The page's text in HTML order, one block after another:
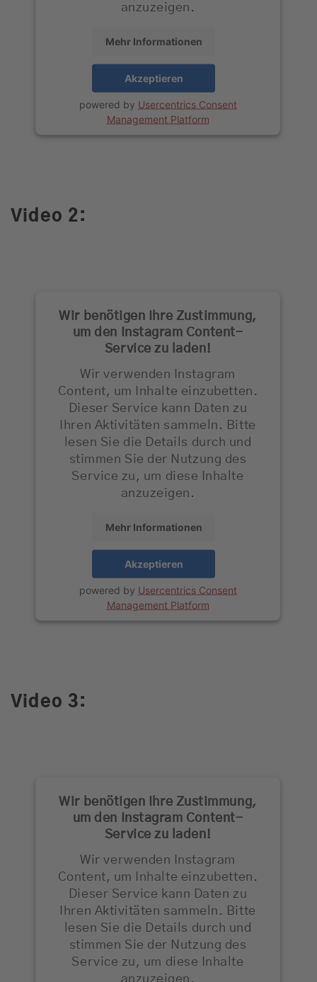
anzuzeigen.
Mehr Informationen
Akzeptieren
powered by Usercentrics Consent
Management Platform
Video 2:
Wir benötigen Ihre Zustimmung,
um den Instagram Content-
Service zu laden!
Wir verwenden Instagram
Content, um Inhalte einzubetten.
Dieser Service kann Daten zu
Ihren Aktivitäten sammeln. Bitte
lesen Sie die Details durch und
stimmen Sie der Nutzung des
Service zu, um diese Inhalte
anzuzeigen.
Mehr Informationen
Akzeptieren
powered by Usercentrics Consent
Management Platform
Video 3:
Wir benötigen Ihre Zustimmung,
um den Instagram Content-
Service zu laden!
Wir verwenden Instagram
Content, um Inhalte einzubetten.
Dieser Service kann Daten zu
Ihren Aktivitäten sammeln. Bitte
lesen Sie die Details durch und
stimmen Sie der Nutzung des
Service zu, um diese Inhalte
anzuzeigen.